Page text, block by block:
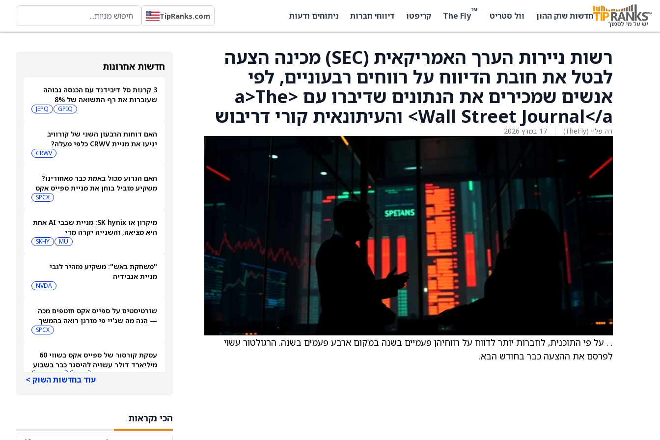
חדשות שוק ההון וול סטריט ™
The Fly קריפטו דיווחי חברות ניתוחים ודעות TipRanks.com
חדשות אחרונות
3 קרנות סל דיבידנד עם הכנסה גבוהה
שעוברות את רף התשואה של 8%
GPIQ
JEPQ
האם דוחות הרבעון השני של קורוויב
יניעו את מניית CRWV כלפי מעלה?
CRWV
האם הגרוע מכול באמת כבר מאחורינו?
משקיע מוביל בוחן את מניית ספייס אקס
SPCX
מיקרון או SK hynix: מניית שבבי AI אחת
היא מציאה, והשנייה יקרה מדי
MU
SKHY
"משחקת באש": משקיע מזהיר לגבי
מניית אנבידיה
NVDA
שורטיסטים על ספייס אקס חוטפים מכה
— הנה מה שג'יי פי מורגן רואה בהמשך
SPCX
עסקת קורסור של ספייס אקס בשווי 60
מיליארד דולר עשויה להיסגר כבר בשבוע
לטסלה
עוד בחדשות השוק >
הכי נקראות
רשות ניירות הערך האמריקאית (SEC) מכינה הצעה
לבטל את חובת הדיווח על רווחים רבעוניים, לפי
אנשים שמכירים את הנתונים שדיברו עם <a>The
Wall Street Journal</a> והעיתונאית קורי דריבוש
דה פליי (TheFly) 17 במרץ 2026
. . על פי התוכנית, לחברות יותר לדווח על רווחיהן פעמיים בשנה במקום ארבע פעמים בשנה. הרגולטור עשוי
לפרסם את ההצעה כבר בחודש הבא.